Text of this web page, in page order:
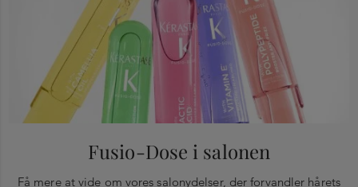
Fusio-Dose i salonen
Få mere at vide om vores salonydelser, der forvandler hårets